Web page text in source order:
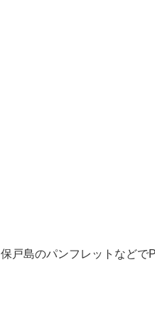
保戸島のパンフレットなどで